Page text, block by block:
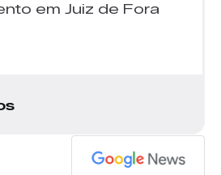
em Juiz de Fora